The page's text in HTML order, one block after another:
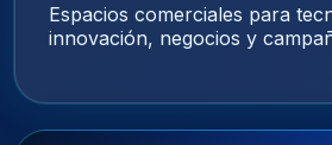
Espacios comerciales para
innovación, negocios y